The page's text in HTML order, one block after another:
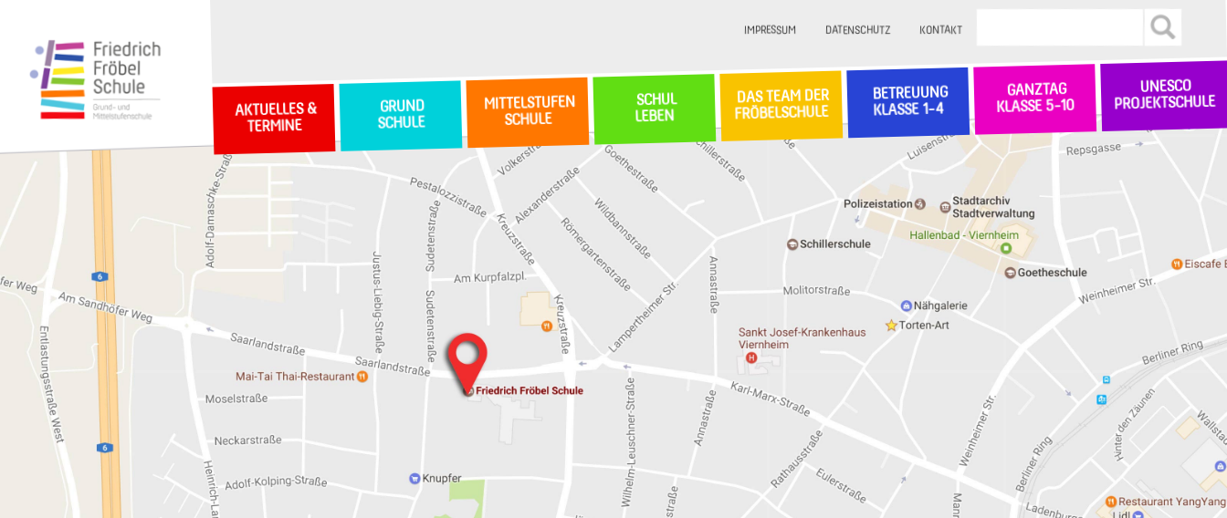
IMPRESSUM DATENSCHUTZ KONTAKT
AKTUELLES &
TERMINE
GRUND
SCHULE
MITTELSTUFEN
SCHULE
SCHUL
LEBEN
DAS TEAM DER
FRÖBELSCHULE
BETREUUNG
KLASSE 1-4
GANZTAG
KLASSE 5-10
UNESCO
PROJEKTSCHULE